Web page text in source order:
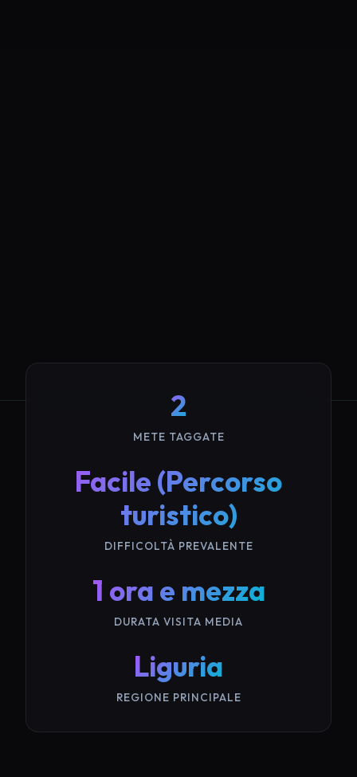
2
METE TAGGATE
Facile (Percorso
turistico)
DIFFICOLTÀ PREVALENTE
1 ora e mezza
DURATA VISITA MEDIA
Liguria
REGIONE PRINCIPALE